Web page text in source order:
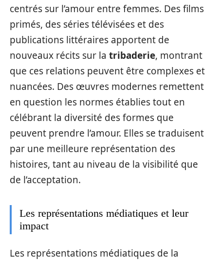
centrés sur l’amour entre femmes. Des films
primés, des séries télévisées et des
publications littéraires apportent de
nouveaux récits sur la tribaderie, montrant
que ces relations peuvent être complexes et
nuancées. Des œuvres modernes remettent
en question les normes établies tout en
célébrant la diversité des formes que
peuvent prendre l’amour. Elles se traduisent
par une meilleure représentation des
histoires, tant au niveau de la visibilité que
de l’acceptation.
Les représentations médiatiques et leur
impact
Les représentations médiatiques de la